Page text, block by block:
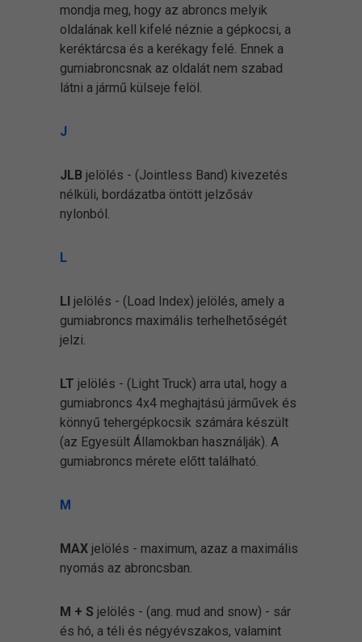
mondja meg, hogy az abroncs melyik
oldalának kell kifelé néznie a gépkocsi, a
keréktárcsa és a kerékagy felé. Ennek a
gumiabroncsnak az oldalát nem szabad
látni a jármű külseje felöl.
J
JLB jelölés - (Jointless Band) kivezetés
nélküli, bordázatba öntött jelzősáv
nylonból.
L
LI jelölés - (Load Index) jelölés, amely a
gumiabroncs maximális terhelhetőségét
jelzi.
LT jelölés - (Light Truck) arra utal, hogy a
gumiabroncs 4x4 meghajtású járművek és
könnyű tehergépkocsik számára készült
(az Egyesült Államokban használják). A
gumiabroncs mérete előtt található.
M
MAX jelölés - maximum, azaz a maximális
nyomás az abroncsban.
M + S jelölés - (ang. mud and snow) - sár
és hó, a téli és négyévszakos, valamint